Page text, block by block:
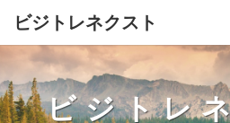
ビジトレネクスト
ビジトレ